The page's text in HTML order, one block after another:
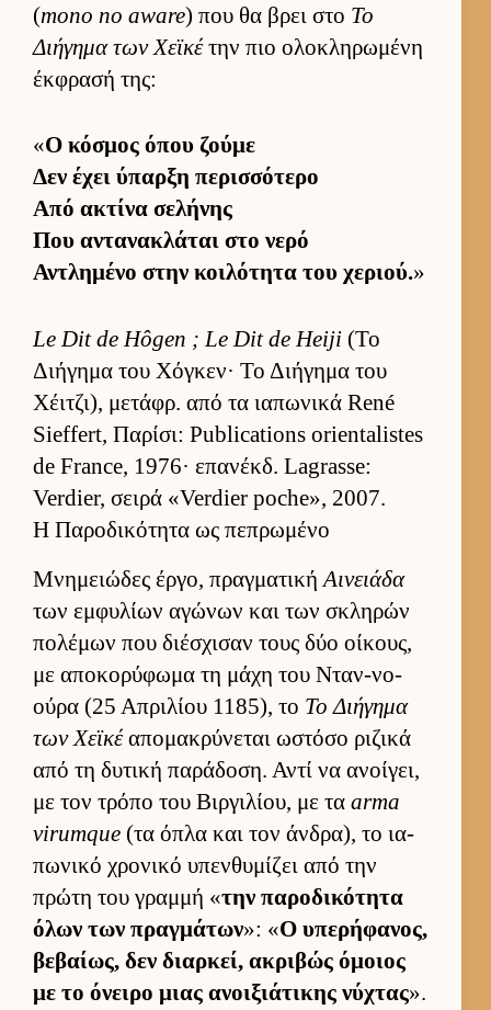
(mono no aware) που θα βρει στο Το
Διήγημα των Χεϊκέτην πιο ολοκληρωμένη
έκ­φρασή της:
«Ο κόσμος όπου ζούμε
Δεν έχει ύπαρξη περισ­σότερο
Από ακτίνα σελήνης
Που αντανακλάται στο νερό
Αντλημένο στην κοι­λότητα του χεριού.»
Le Dit de Hôgen ; Le Dit de Heiji (Το
Διήγημα του Χόγκεν· Το Διήγημα του
Χέιτζι), μετάφρ. από τα ια­πωνικά René
Sieffert, Παρίσι: Publications orientalistes
de France, 1976· επανέκδ. Lagrasse:
Verdier, σειρά «Verdier poche», 2007.
Η Παροδικότητα ως πεπρωμένο
Μνημειώδες έρ­γο, πραγ­ματικήΑινειάδα
των εμ­φυλίων αγώνων και των σκληρών
πολέμων που διέσχισαν τους δύο οί­κους,
με αποκορύφωμα τη μάχη του Νταν-νο-
ούρα (25 Απριλίου 1185), το Το Διήγημα
των Χεϊκέαπομακρύνεται ωστόσο ριζικά
από τη δυτική παράδοση. Αντί να ανοί­γει,
με τον τρόπο του Βιρ­γιλίου, με τα arma
virumque (τα όπλα και τον άν­δρα), το ια­
πωνικό χρονικό υπεν­θυμίζει από την
πρώτη του γραμμή «την παροδικότητα
όλων των πραγ­μάτων»: «Ο υπερήφανος,
βεβαί­ως, δεν διαρ­κεί, ακριβώς όμοιος
με το όνειρο μιας ανοι­ξιάτικης νύχτας».